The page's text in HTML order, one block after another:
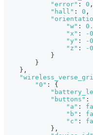
"error" : 0 ,
"hall" : 0 ,
"w" :
"x" : -
"y" : -
"z" :
-
}
}
} ,
"0" :
{
"buttons" :
"a" :
"b" :
"c" :
} ,